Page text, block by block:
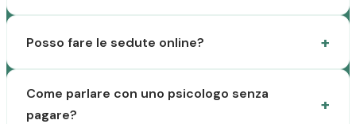
Posso fare le sedute online?
Come parlare con uno psicologo senza
pagare?